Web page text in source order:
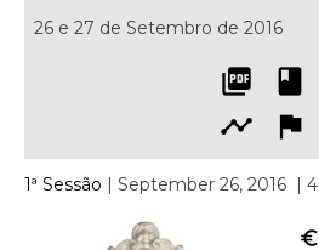
26 e 27 de Setembro de 2016
picture_as_pdf
book
timeline
flag
1ª Sessão | September 26, 2016 |
euro_symbol